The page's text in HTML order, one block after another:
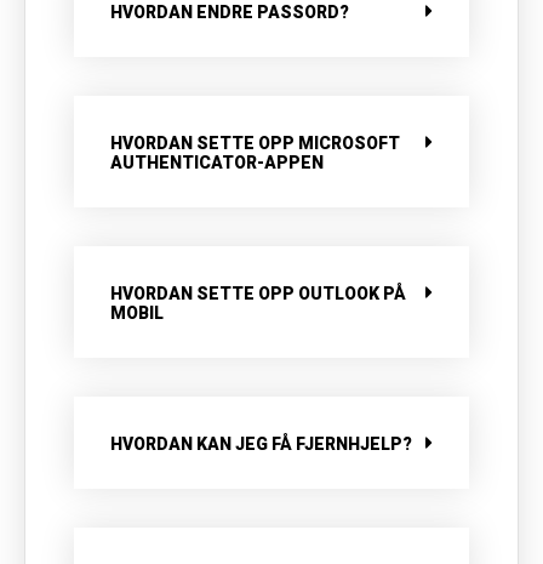
HVORDAN ENDRE PASSORD?
​HVORDAN SETTE OPP MICROSOFT
AUTHENTICATOR-APPEN
HVORDAN SETTE OPP OUTLOOK PÅ
MOBIL
HVORDAN KAN JEG FÅ FJERNHJELP?